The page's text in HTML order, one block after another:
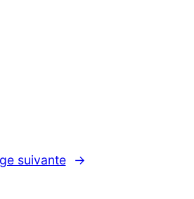
suivante →